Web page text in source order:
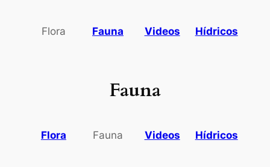
Flora Fauna Videos Hídricos
Fauna
Flora Fauna Videos Hídricos